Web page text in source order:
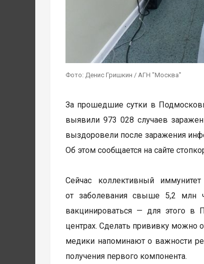
Фото: Денис Гришкин / АГН "Москва"
За прошедшие сутки в
выявили 973 028 случаев
выздоровели после заражения
Об этом сообщается на сайте
Сейчас коллективный
от заболевания свыше 5,2 млн
вакцинироваться — для этого в
центрах. Сделать прививку можно
медики напоминают о важности
получения первого компонента.